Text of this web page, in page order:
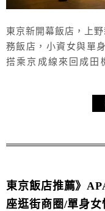
東京新開幕飯店，上
務飯店，小資女與單
搭乘京成線來回成田
東京飯店推薦》
座逛街商圈/單身